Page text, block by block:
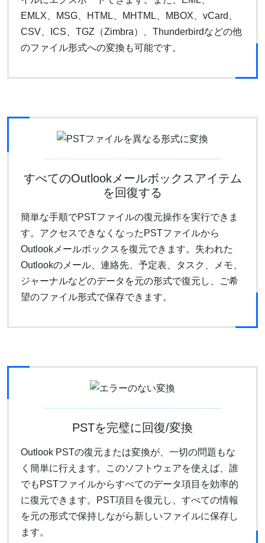
EMLX、MSG、HTML、MHTML、MBOX、vCard、
CSV、ICS、TGZ（Zimbra）、Thunderbirdなどの他
のファイル形式への変換も可能です。
すべてのOutlookメールボックスアイテム
を回復する
簡単な手順でPSTファイルの復元操作を実行できま
す。アクセスできなくなったPSTファイルから
Outlookメールボックスを復元できます。失われた
Outlookのメール、連絡先、予定表、タスク、メモ、
ジャーナルなどのデータを元の形式で復元し、ご希
望のファイル形式で保存できます。
PSTを完璧に回復/変換
Outlook PSTの復元または変換が、一切の問題もな
く簡単に行えます。このソフトウェアを使えば、誰
でもPSTファイルからすべてのデータ項目を効率的
に復元できます。PST項目を復元し、すべての情報
を元の形式で保持しながら新しいファイルに保存し
ます。